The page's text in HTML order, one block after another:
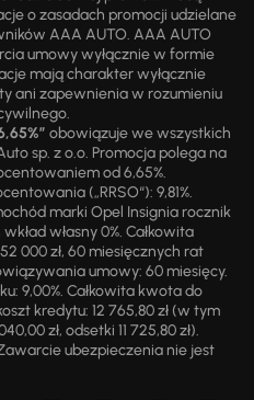
o zasadach promocji udzielane
AAA AUTO. AAA AUTO
umowy wyłącznie w formie
mają charakter wyłącznie
ani zapewnienia w rozumieniu
obowiązuje we wszystkich
sp. z o.o. Promocja polega na
od 6,65%.
(„RRSO“): 9,81%.
marki Opel Insignia rocznik
własny 0%. Całkowita
000 zł, 60 miesięcznych rat
umowy: 60 miesięcy.
9,00%. Całkowita kwota do
kredytu: 12 765,80 zł (w tym
zł, odsetki 11 725,80 zł).
ubezpieczenia nie jest